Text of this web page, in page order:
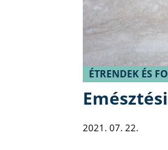
ÉTRENDEK ÉS
2021. 07. 22.